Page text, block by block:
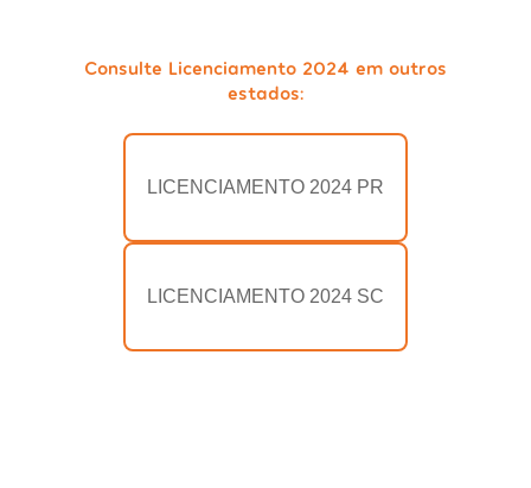
Consulte Licenciamento 2024 em outros
estados:
LICENCIAMENTO 2024 PR
LICENCIAMENTO 2024 SC